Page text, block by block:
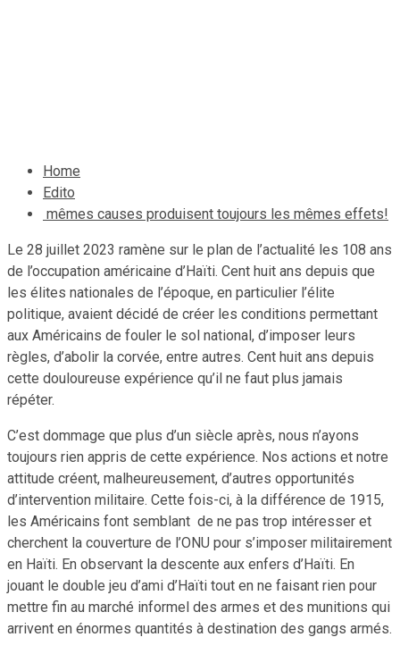
Home
Edito
mêmes causes produisent toujours les mêmes effets!
Le 28 juillet 2023 ramène sur le plan de l’actualité les 108 ans
de l’occupation américaine d’Haïti. Cent huit ans depuis que
les élites nationales de l’époque, en particulier l’élite
politique, avaient décidé de créer les conditions permettant
aux Américains de fouler le sol national, d’imposer leurs
règles, d’abolir la corvée, entre autres. Cent huit ans depuis
cette douloureuse expérience qu’il ne faut plus jamais
répéter.
C’est dommage que plus d’un siècle après, nous n’ayons
toujours rien appris de cette expérience. Nos actions et notre
attitude créent, malheureusement, d’autres opportunités
d’intervention militaire. Cette fois-ci, à la différence de 1915,
les Américains font semblant de ne pas trop intéresser et
cherchent la couverture de l’ONU pour s’imposer militairement
en Haïti. En observant la descente aux enfers d’Haïti. En
jouant le double jeu d’ami d’Haïti tout en ne faisant rien pour
mettre fin au marché informel des armes et des munitions qui
arrivent en énormes quantités à destination des gangs armés.